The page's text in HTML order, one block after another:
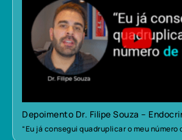
Depoimento Dr. Filipe Souza –
“Eu já consegui quadruplicar o meu número